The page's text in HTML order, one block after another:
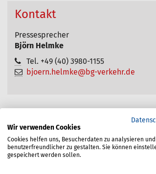
Kontakt
Pressesprecher
Björn Helmke
Tel. +49 (40) 3980-1155
bjoern.helmke@bg-verkehr.de
Wir verwenden Cookies
Cookies helfen uns, Besucherdaten zu analysieren
benutzerfreundlicher zu gestalten. Sie können
gespeichert werden sollen.